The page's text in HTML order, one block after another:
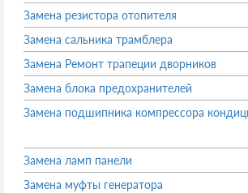
Замена резистора отопителя
Замена сальника трамблера
Замена Ремонт трапеции дворников
Замена блока предохранителей
Замена подшипника компрессора
Замена ламп панели
Замена муфты генератора